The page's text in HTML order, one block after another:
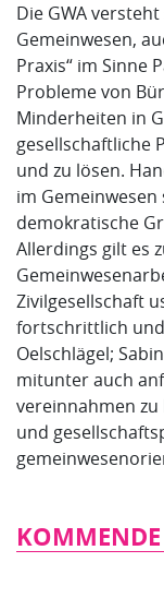
Die GWA
Gemeinwesen,
Praxis“ im Sinne
Probleme von
Minderheiten in
gesellschaftliche
und zu lösen.
im
demokratische
Allerdings gilt es
Zivilgesellschaft
fortschrittlich
Oelschlägel;
mitunter auch
vereinnahmen
und